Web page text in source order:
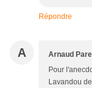
Répondre
A Arnaud
Pour
Lavandou